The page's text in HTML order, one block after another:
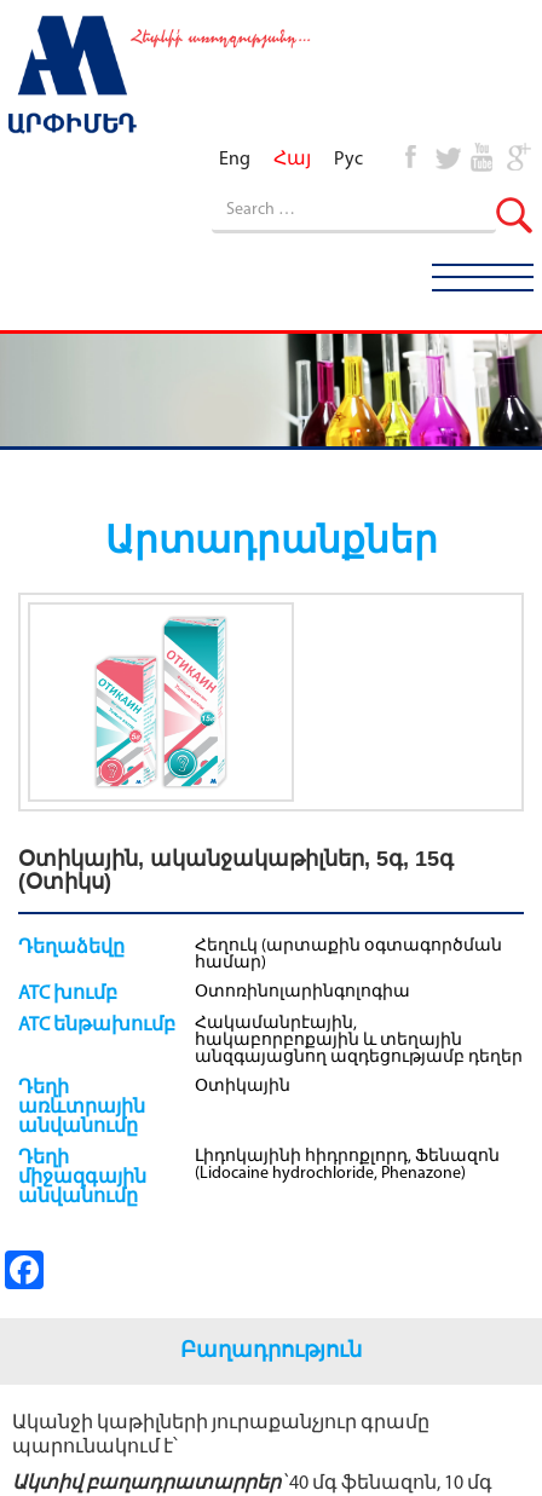
Eng Հայ Рус
Արտադրանքներ
Օտիկային, ականջակաթիլներ, 5գ, 15գ
(Օտիկս)
Դեղաձեվը
Հեղուկ (արտաքին օգտագործման
համար)
ATC խումբ Օտոռինոլարինգոլոգիա
ATC ենթախումբ
Հակամանրէային,
հակաբորբոքային և տեղային
անզգայացնող ազդեցությամբ դեղեր
Դեղի
առևտրային
անվանումը
Օտիկային
Դեղի
միջազգային
անվանումը
Լիդոկայինի հիդրոքլորդ, Ֆենազոն
(Lidocaine hydrochloride, Phenazone)
o
k
Բաղադրություն
Ականջի կաթիլների յուրաքանչյուր գրամը
պարունակում է՝
Ակտիվ բաղադրատարրեր՝ 40 մգ ֆենազոն, 10 մգ